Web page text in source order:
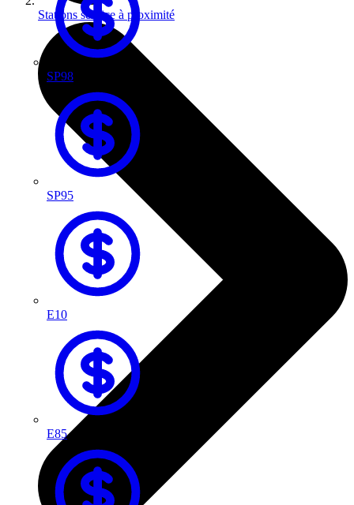
SP98
SP95
E10
E85
Stations service à proximité